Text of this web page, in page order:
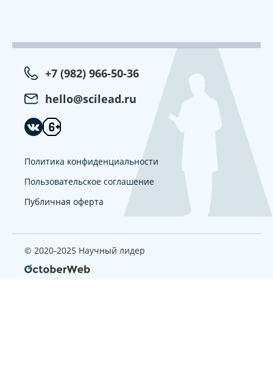
+7 (982) 966-50-36
hello@scilead.ru
Политика конфиденциальности
Пользовательское соглашение
Публичная оферта
© 2020-2025 Научный лидер